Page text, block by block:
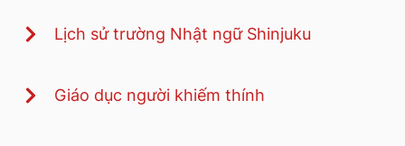
Lịch sử trường Nhật ngữ Shinjuku
Giáo dục người khiếm thính